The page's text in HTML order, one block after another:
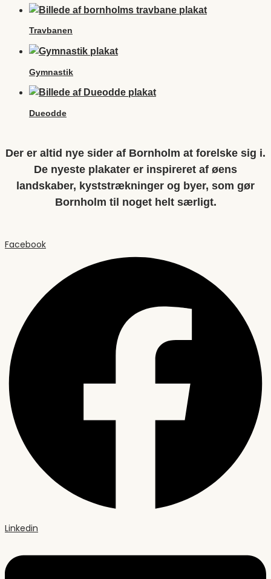
Travbanen
Gymnastik
Dueodde
Der er altid nye sider af Bornholm at forelske sig i.
De nyeste plakater er inspireret af øens
landskaber, kyststrækninger og byer, som gør
Bornholm til noget helt særligt.
Facebook
Linkedin